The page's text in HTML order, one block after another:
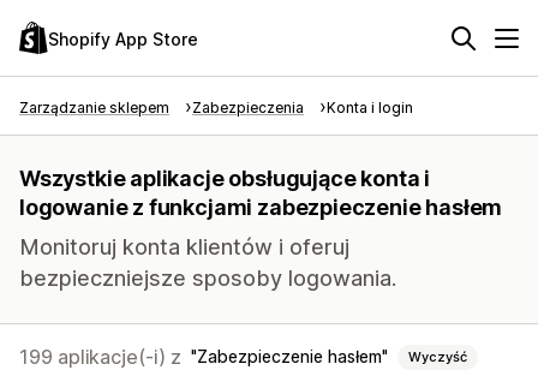
Shopify App Store
Zarządzanie sklepem Zabezpieczenia Konta i login
Wszystkie aplikacje obsługujące konta i
logowanie z funkcjami zabezpieczenie hasłem
Monitoruj konta klientów i oferuj
bezpieczniejsze sposoby logowania.
199 aplikacje(-i) z Zabezpieczenie hasłem Wyczyść